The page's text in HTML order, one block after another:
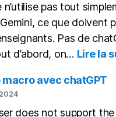
n’utilise pas tout
ce que doivent
Pas de
d’abord, on… Lire la
macro avec chatGPT
does not support